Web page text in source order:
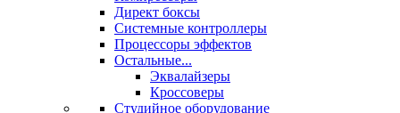
Директ боксы
Системные контроллеры
Процессоры эффектов
Остальные...
Эквалайзеры
Кроссоверы
Студийное оборудование